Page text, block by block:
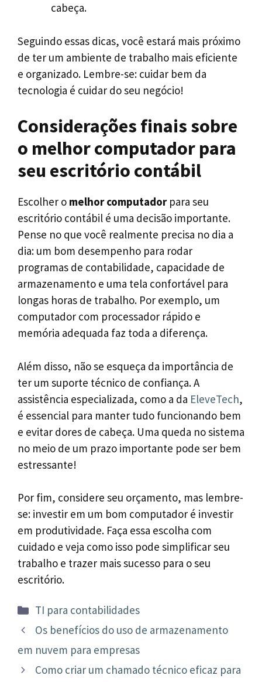
cabeça.
Seguindo essas dicas, você estará mais próximo
de ter um ambiente de trabalho mais eficiente
e organizado. Lembre-se: cuidar bem da
tecnologia é cuidar do seu negócio!
Considerações finais sobre
o melhor computador para
seu escritório contábil
Escolher o melhor computadorpara seu
escritório contábil é uma decisão importante.
Pense no que você realmente precisa no dia a
dia: um bom desempenho para rodar
programas de contabilidade, capacidade de
armazenamento e uma tela confortável para
longas horas de trabalho. Por exemplo, um
computador com processador rápido e
memória adequada faz toda a diferença.
Além disso, não se esqueça da importância de
ter um suporte técnico de confiança. A
assistência especializada, como a da EleveTech,
é essencial para manter tudo funcionando bem
e evitar dores de cabeça. Uma queda no sistema
no meio de um prazo importante pode ser bem
estressante!
Por fim, considere seu orçamento, mas lembre-
se: investir em um bom computador é investir
em produtividade. Faça essa escolha com
cuidado e veja como isso pode simplificar seu
trabalho e trazer mais sucesso para o seu
escritório.
Categorias
TI para contabilidades
Navegação
Os benefícios do uso de armazenamento
em nuvem para empresas
Como criar um chamado técnico eficaz para